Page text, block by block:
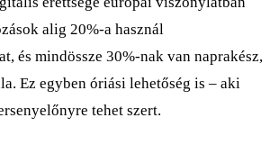
alig 20%-a használ
és mindössze 30%-nak van naprakész,
Ez egyben óriási lehetőség is – aki
tehet szert.